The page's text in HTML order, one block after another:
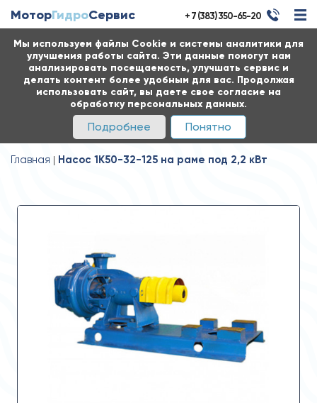
Мы используем файлы Cookie и системы аналитики для
улучшения работы сайта. Эти данные помогут нам
анализировать посещаемость, улучшать сервис и
делать контент более удобным для вас. Продолжая
использовать сайт, вы даете свое согласие на
обработку персональных данных.
Подробнее Понятно
МоторГидроСервис + 7 (383) 350-65-20
Главная Насос 1К50-32-125 на раме под 2,2 кВт